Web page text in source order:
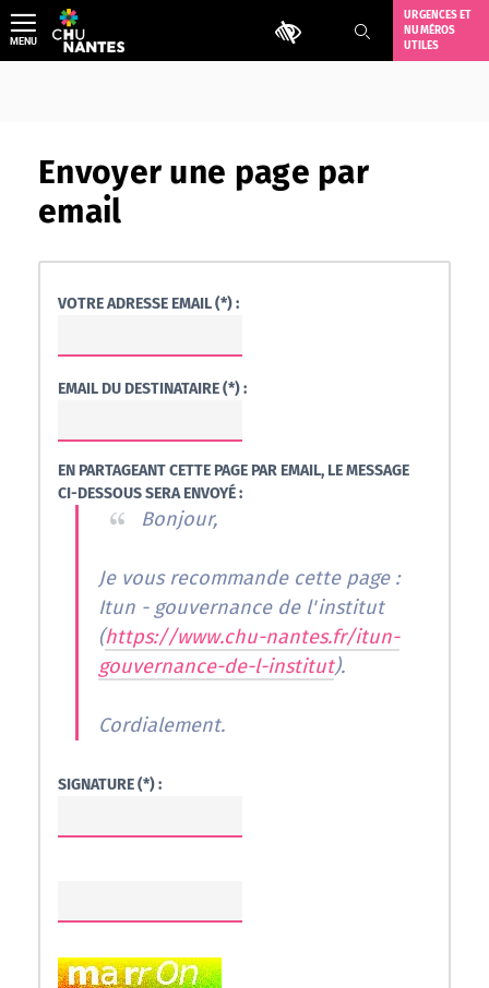
Aller
au
contenu
Outils d'accessibilité
URGENCES ET
NUMÉROS
UTILES
MENU
Envoyer une page par
email
VOTRE ADRESSE EMAIL (*) :
EMAIL DU DESTINATAIRE (*) :
EN PARTAGEANT CETTE PAGE PAR EMAIL, LE MESSAGE
CI-DESSOUS SERA ENVOYÉ :
Bonjour,
Je vous recommande cette page :
Itun - gouvernance de l'institut
(https://www.chu-nantes.fr/itun-
gouvernance-de-l-institut).
Cordialement.
SIGNATURE (*) :